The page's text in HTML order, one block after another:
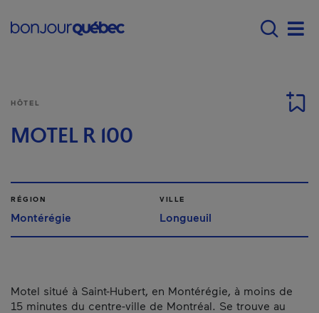
Main navigation -
HÔTEL
MOTEL R 100
RÉGION
Montérégie
VILLE
Longueuil
Motel situé à Saint-Hubert, en Montérégie, à moins de
15 minutes du centre-ville de Montréal. Se trouve au